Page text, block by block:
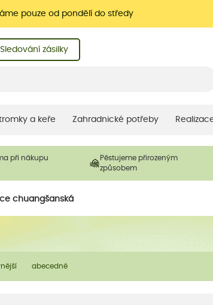
pouze od pondělí do středy
Sledování zásilky
a keře Zahradnické potřeby
při nákupu
Pěstujeme přirozeným
způsobem
chuangšanská
abecedně